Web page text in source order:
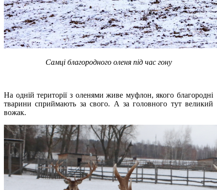
Самці благородного оленя під час гону
На одній території з оленями живе муфлон, якого благородні
тварини сприймають за свого. А за головного тут великий
вожак.